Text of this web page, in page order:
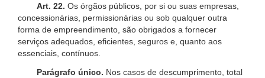
Art. 22. Os órgãos públicos, por si ou suas empresas,
concessionárias, permissionárias ou sob qualquer outra
forma de empreendimento, são obrigados a fornecer
serviços adequados, eficientes, seguros e, quanto aos
essenciais, contínuos.
Parágrafo único. Nos casos de descumprimento, total